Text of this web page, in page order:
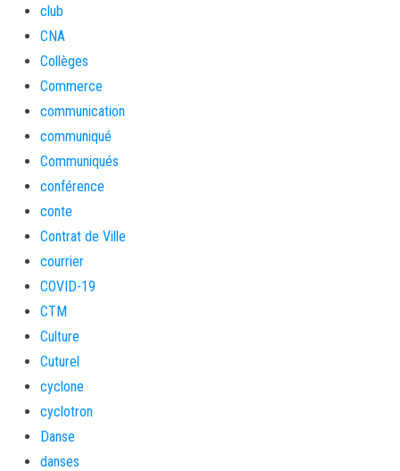
club
CNA
Collèges
Commerce
communication
communiqué
Communiqués
conférence
conte
Contrat de Ville
courrier
COVID-19
CTM
Culture
Cuturel
cyclone
cyclotron
Danse
danses